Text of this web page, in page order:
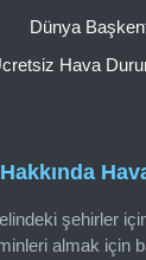
Hakkında
şehirler
almak için
Dünya
Hava